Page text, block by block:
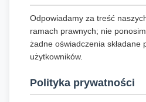
Odpowiadamy za treść
ramach prawnych; nie
żadne oświadczenia składane
użytkowników.
Polityka prywatności